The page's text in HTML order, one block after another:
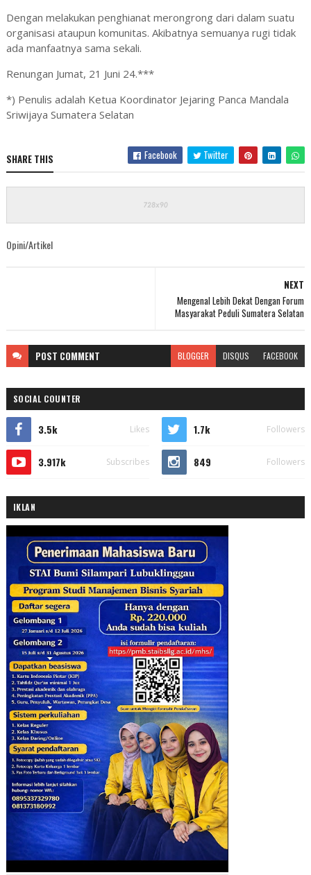
Dengan melakukan penghianat merongrong dari dalam suatu
organisasi ataupun komunitas. Akibatnya semuanya rugi tidak
ada manfaatnya sama sekali.
Renungan Jumat, 21 Juni 24.***
*) Penulis adalah Ketua Koordinator Jejaring Panca Mandala
Sriwijaya Sumatera Selatan
SHARE THIS Facebook Twitter
Opini/Artikel
NEXT
Mengenal Lebih Dekat Dengan Forum
Masyarakat Peduli Sumatera Selatan
POST COMMENT BLOGGER DISQUS FACEBOOK
SOCIAL COUNTER
3.5k Likes 1.7k Followers
3.917k Subscribes 849 Followers
IKLAN